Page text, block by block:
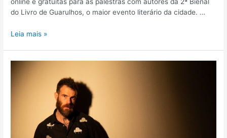
online e gratuitas para as palestras com autores da 2ª Bienal
do Livro de Guarulhos, o maior evento literário da cidade. …
Leia mais »